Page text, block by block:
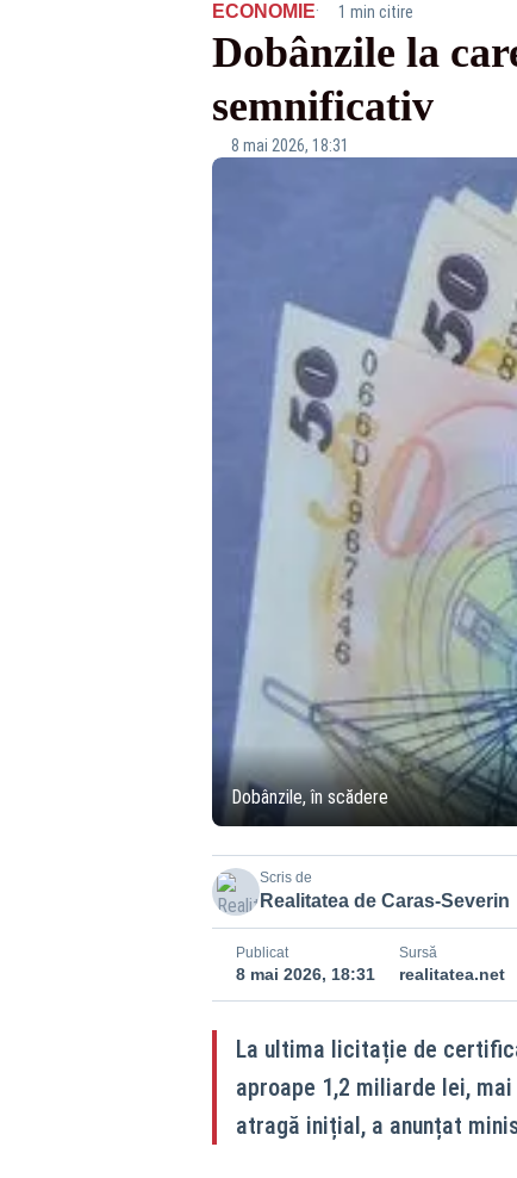
ECONOMIE· 1 min citire
Dobânzile la
semnificativ
8 mai 2026, 18:31
Dobânzile, în scădere
Scris de
Realitatea de Caras-Severin
Publicat
8 mai 2026, 18:31
Sursă
realitatea.net
La ultima licitație de
aproape 1,2 miliarde lei,
atragă inițial, a anunțat